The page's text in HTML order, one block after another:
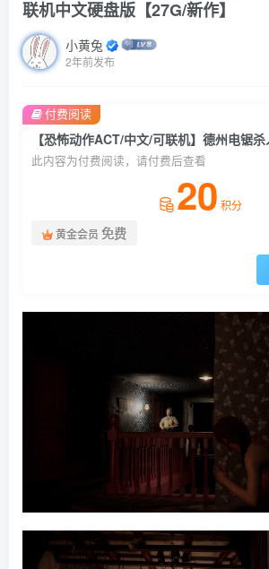
联机中文硬盘版【27G/新作】
小黄兔
2年前发布
此内容为付费阅读，请付费后查看
20 积分
黄金会员 免费
付费阅读